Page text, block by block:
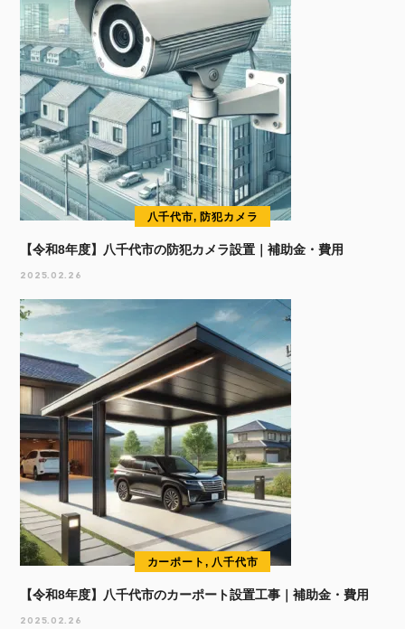
八千代市, 防犯カメラ
【令和8年度】八千代市の防犯カメラ設置｜補助金・費用
2025.02.26
カーポート, 八千代市
【令和8年度】八千代市のカーポート設置工事｜補助金・費用
2025.02.26